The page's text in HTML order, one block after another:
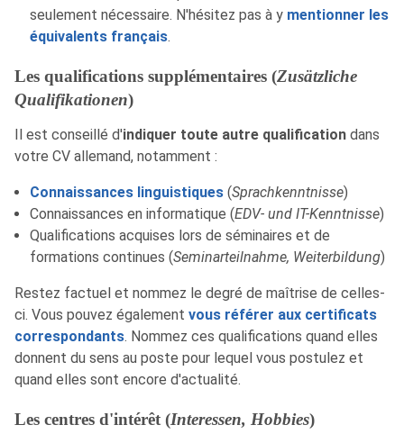
seulement nécessaire. N'hésitez pas à y mentionner les
équivalents français.
Les qualifications supplémentaires (Zusätzliche
Qualifikationen)
Il est conseillé d'indiquer toute autre qualification dans
votre CV allemand, notamment :
Connaissances linguistiques (Sprachkenntnisse)
Connaissances en informatique (EDV- und IT-Kenntnisse)
Qualifications acquises lors de séminaires et de
formations continues (Seminarteilnahme, Weiterbildung)
Restez factuel et nommez le degré de maîtrise de celles-
ci. Vous pouvez également vous référer aux certificats
correspondants. Nommez ces qualifications quand elles
donnent du sens au poste pour lequel vous postulez et
quand elles sont encore d'actualité.
Les centres d'intérêt (Interessen, Hobbies)